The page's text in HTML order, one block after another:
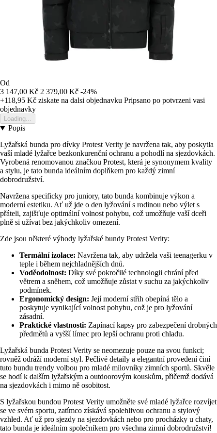
Od
3 147,00 Kč 2 379,00 Kč -24%
+118,95 Kč ziskate na dalsi objednavku Pripsano po potvrzeni vasi
objednavky
Loading...
Popis
Lyžařská bunda pro dívky Protest Verity je navržena tak, aby poskytla
vaší mladé lyžařce bezkonkurenční ochranu a pohodlí na sjezdovkách.
Vyrobená renomovanou značkou Protest, která je synonymem kvality
a stylu, je tato bunda ideálním doplňkem pro každý zimní
dobrodružství.
Navržena specificky pro juniory, tato bunda kombinuje výkon a
moderní estetiku. Ať už jde o den lyžování s rodinou nebo výlet s
přáteli, zajišťuje optimální volnost pohybu, což umožňuje vaší dceři
plně si užívat bez jakýchkoliv omezení.
Zde jsou některé výhody lyžařské bundy Protest Verity:
Termální izolace: Navržena tak, aby udržela vaši teenagerku v
teple i během nejchladnějších dnů.
Voděodolnost: Díky své pokročilé technologii chrání před
větrem a sněhem, což umožňuje zůstat v suchu za jakýchkoliv
podmínek.
Ergonomický design: Její moderní střih obepíná tělo a
poskytuje vynikající volnost pohybu, což je pro lyžování
zásadní.
Praktické vlastnosti: Zapínací kapsy pro zabezpečení drobných
předmětů a vyšší límec pro lepší ochranu proti chladu.
Lyžařská bunda Protest Verity se neomezuje pouze na svou funkci;
rovněž odráží moderní styl. Pečlivé detaily a elegantní provedení činí
tuto bundu trendy volbou pro mladé milovníky zimních sportů. Skvěle
se hodí k dalším lyžařským a outdoorovým kouskům, přičemž dodává
na sjezdovkách i mimo ně osobitost.
S lyžařskou bundou Protest Verity umožněte své mladé lyžařce rozvíjet
se ve svém sportu, zatímco získává spolehlivou ochranu a stylový
vzhled. Ať už pro sjezdy na sjezdovkách nebo pro procházky u chaty,
tato bunda je ideálním společníkem pro všechna zimní dobrodružství!